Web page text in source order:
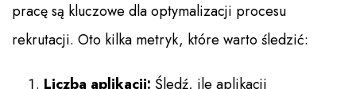
pracę są kluczowe dla optymalizacji procesu
rekrutacji. Oto kilka metryk, które warto śledzić:
Liczba aplikacji: Śledź, ile aplikacji